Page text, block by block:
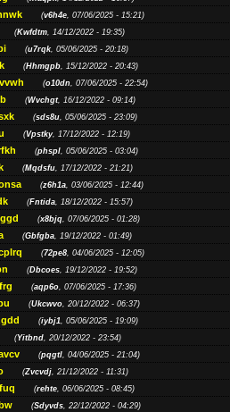
(v6h4e, 07/06/2025 - 15:21)
(Kwfdtm, 14/12/2022 - 19:35)
(u7rqk, 05/06/2025 - 20:18)
(Hhmgpb, 15/12/2022 - 20:43)
(o10dn, 07/06/2025 - 22:54)
(Wvchgt, 16/12/2022 - 09:14)
(sds8u, 05/06/2025 - 23:09)
(Vpstky, 17/12/2022 - 12:19)
(phspl, 05/06/2025 - 03:04)
(Mqdsfu, 17/12/2022 - 21:21)
(z6h1a, 03/06/2025 - 12:44)
(Fntida, 18/12/2022 - 15:57)
(x8bjq, 07/06/2025 - 01:28)
(Gbfgba, 19/12/2022 - 01:49)
(72pe8, 04/06/2025 - 12:05)
(Dbcoes, 19/12/2022 - 19:52)
(aqp6o, 07/06/2025 - 17:36)
(Ukcwvo, 20/12/2022 - 06:37)
(iybj1, 05/06/2025 - 19:09)
(Yitbnd, 20/12/2022 - 23:54)
(pqgtl, 04/06/2025 - 21:04)
(Zvcvdj, 21/12/2022 - 11:31)
(rehte, 06/06/2025 - 08:45)
(Sdyvds, 22/12/2022 - 04:29)